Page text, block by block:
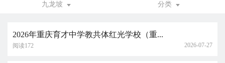
九龙坡 分类
2026年重庆育才中学教共体红光学校（重...
阅读172 2026-07-27